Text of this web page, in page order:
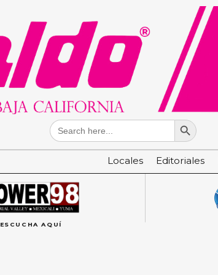
Search
for:
Search Button
Locales Editoriales
ESCUCHA AQUÍ